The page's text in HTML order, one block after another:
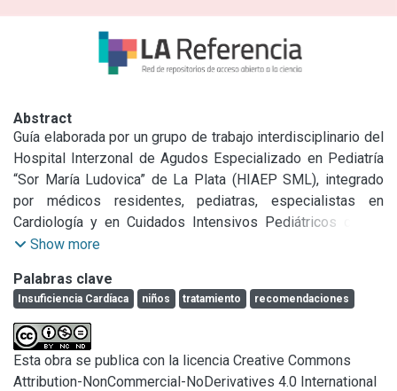
Abstract
Guía elaborada por un grupo de trabajo interdisciplinario del
Hospital Interzonal de Agudos Especializado en Pediatría
“Sor María Ludovica” de La Plata (HIAEP SML), integrado
por médicos residentes, pediatras, especialistas en
Cardiología y en Cuidados Intensivos Pediátricos con la
intención de brindar una orientación clara y precisa a
cardíaca (IC) en niños.
Show more
Palabras clave
Insuficiencia Cardíaca niños tratamiento recomendaciones
Esta obra se publica con la licencia Creative Commons
Attribution-NonCommercial-NoDerivatives 4.0 International